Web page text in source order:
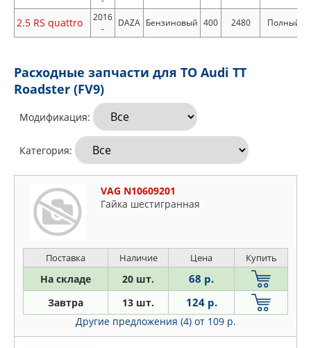
2.5 RS quattro
2016
-
DAZA Бензиновый 400 2480 Полный
Расходные запчасти для ТО Audi TT
Roadster (FV9)
Модификация:
Категория:
VAG N10609201
Гайка шестигранная
Поставка Наличие Цена Купить
На складе 20 шт. 68 р.
Завтра 13 шт. 124 р.
Другие предложения (4) от 109 р.